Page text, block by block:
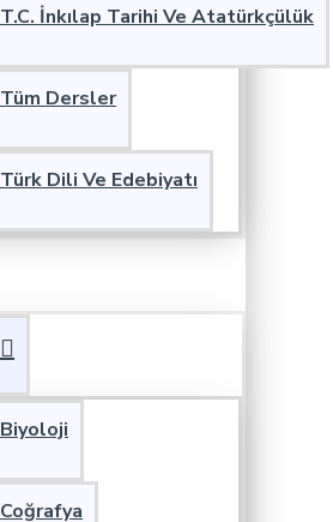
T.C. İnkılap Tarihi Ve Atatürkçülük
Tüm Dersler
Türk Dili Ve Edebiyatı
Biyoloji
Coğrafya